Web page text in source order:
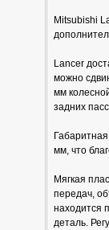
Mitsubishi
Lancer
можно
мм
задних
мм, что
Мягкая
передач,
находится
деталь.